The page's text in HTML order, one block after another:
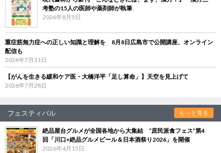
考塾の15人の医師や薬剤師が執筆
2026年8月5日
重症筋無力症への正しい知識と理解を 8月8日広島市で公開講座、オンライン
配信も
2026年7月31日
【がんを生きる緩和ケア医・大橋洋平「足し算命」】天空を見上げて
2026年7月28日
フェスティバル もっと見る
絶品屋台グルメが全国各地から大集結 “庶民派食フェス”第4
回「川口×絶品グルメビール＆日本酒祭り2026」を開催
2026年4月15日